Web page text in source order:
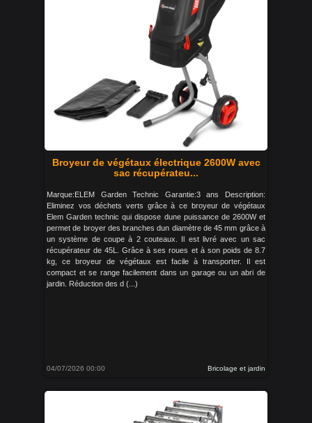
Broyeur de végétaux électrique 2600W avec
sac récupérateu...
Marque:ELEM Garden Technic Garantie:3 ans Description:
Eliminez vos déchets verts grâce à ce broyeur de végétaux
Elem Garden technic qui dispose dune puissance de 2600W et
permet de broyer des branches dun diamètre de 45 mm grâce à
un système de coupe à 2 couteaux. Il est livré avec un sac
récupérateur de 45L. Grâce à ses roues et à son poids de 8.7
kg, ce broyeur de végétaux est facile à transporter. Il est
compact et se range facilement dans un garage ou un abri de
jardin. Réduction des d (...)
04/07/2026 00:00 Bricolage et jardin